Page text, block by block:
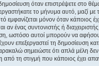
όταν επιστρέψετε στο
το μήνυμα αυτό, μαζί με
εμφανίζεται μόνον όταν κάποιος
αν ένας συντονιστής ή διαχειριστής
ωστόσο αυτοί μπορούν να
επεξεργαστεί τη δημοσίευση
σημειώστε ότι απλά μέλη
τη στιγμή που κάποιος έχει